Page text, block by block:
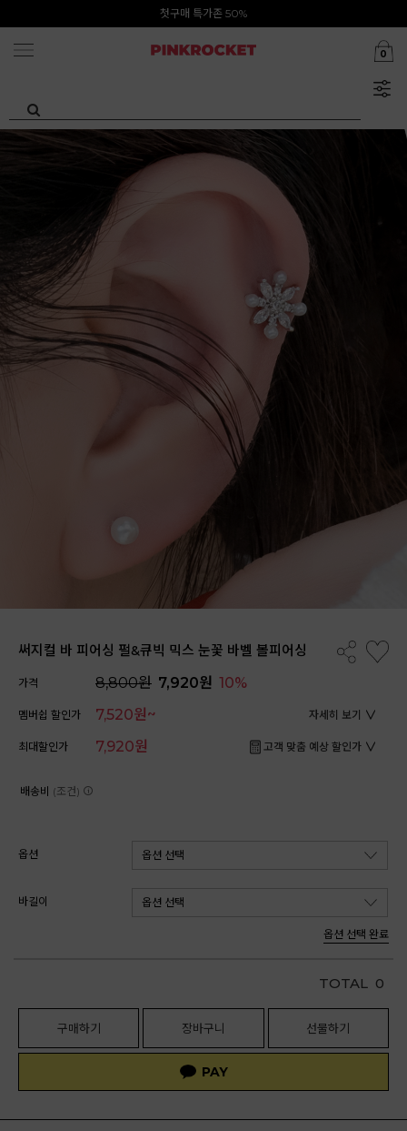
Summer Clearance ~80%
0
써지컬 바 피어싱 펄&큐빅 믹스 눈꽃 바벨 볼피어싱
가격 8,800원 7,920원 10%
멤버쉽 할인가 7,520원~ 자세히 보기
최대할인가 7,920원 고객 맞춤 예상 할인가
배송비 (조건)
옵션
바길이
옵션 선택 완료
TOTAL 0
구매하기 장바구니 선물하기